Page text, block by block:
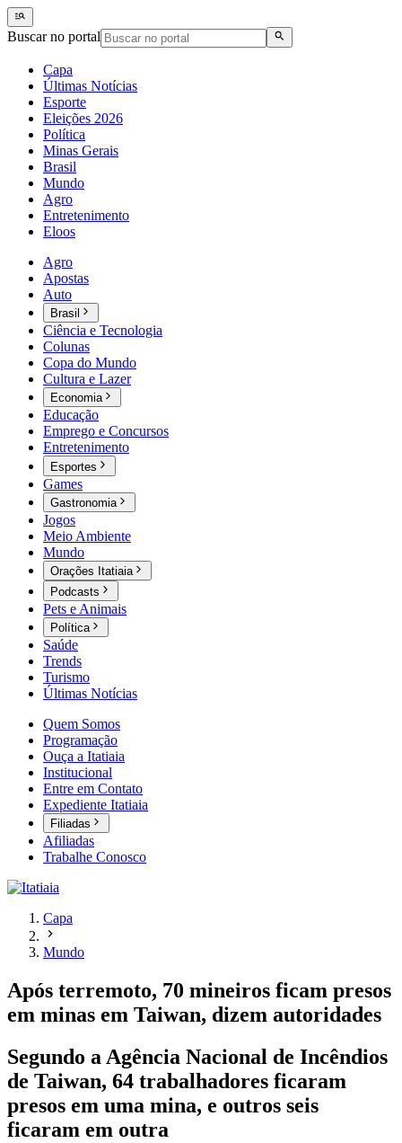
Buscar no portal
Capa
Últimas Notícias
Esporte
Eleições 2026
Política
Minas Gerais
Brasil
Mundo
Agro
Entretenimento
Eloos
Agro
Apostas
Auto
Brasil
Ciência e Tecnologia
Colunas
Copa do Mundo
Cultura e Lazer
Economia
Educação
Emprego e Concursos
Entretenimento
Esportes
Games
Gastronomia
Jogos
Meio Ambiente
Mundo
Orações Itatiaia
Podcasts
Pets e Animais
Política
Saúde
Trends
Turismo
Últimas Notícias
Quem Somos
Programação
Ouça a Itatiaia
Institucional
Entre em Contato
Expediente Itatiaia
Filiadas
Afiliadas
Trabalhe Conosco
Capa
Mundo
Após terremoto, 70 mineiros ficam presos
em minas em Taiwan, dizem autoridades
Segundo a Agência Nacional de Incêndios
de Taiwan, 64 trabalhadores ficaram
presos em uma mina, e outros seis
ficaram em outra